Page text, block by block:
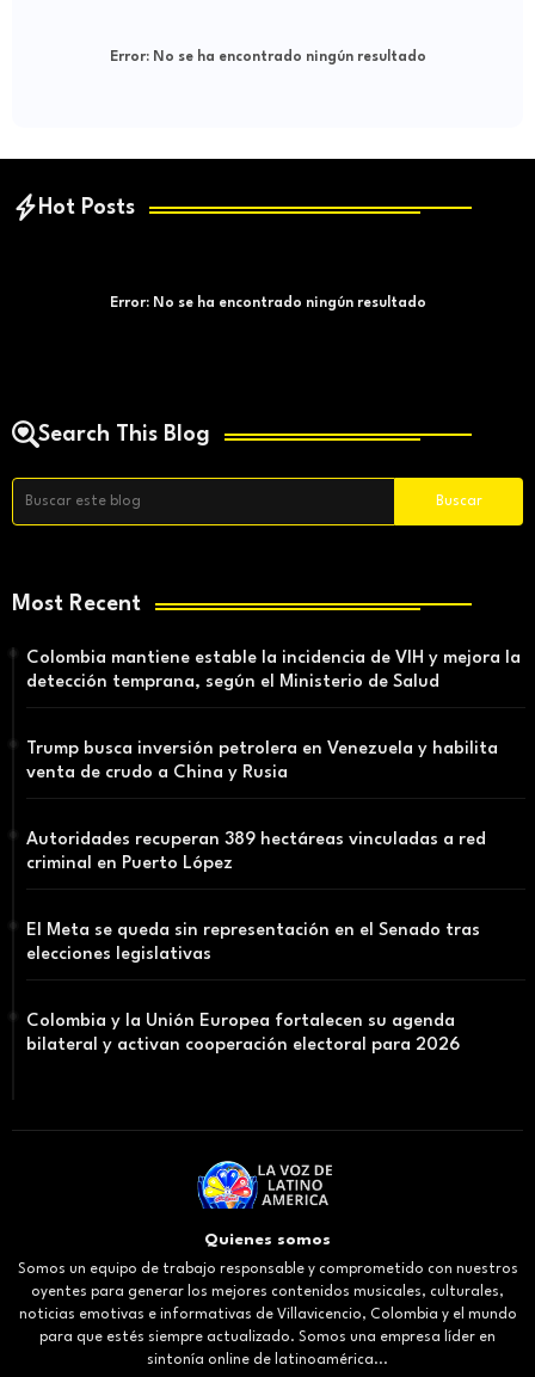
Error:No se ha encontrado ningún resultado
Hot Posts
Error:No se ha encontrado ningún resultado
Search This Blog
Most Recent
Colombia mantiene estable la incidencia de VIH y mejora la
detección temprana, según el Ministerio de Salud
Trump busca inversión petrolera en Venezuela y habilita
venta de crudo a China y Rusia
Autoridades recuperan 389 hectáreas vinculadas a red
criminal en Puerto López
El Meta se queda sin representación en el Senado tras
elecciones legislativas
Colombia y la Unión Europea fortalecen su agenda
bilateral y activan cooperación electoral para 2026
Quienes somos
Somos un equipo de trabajo responsable y comprometido con nuestros
oyentes para generar los mejores contenidos musicales, culturales,
noticias emotivas e informativas de Villavicencio, Colombia y el mundo
para que estés siempre actualizado. Somos una empresa líder en
sintonía online de latinoamérica...